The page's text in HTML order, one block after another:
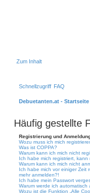
Zum Inhalt
Schnellzugriff FAQ
Debuetanten.at - Startseite
Häufig gestellte
Registrierung und
Wozu muss ich mich
Was ist COPPA?
Warum kann ich mich nicht
Ich habe mich registriert,
Warum kann ich mich nicht
Ich habe mich vor einiger Zeit
mehr anmelden?!
Ich habe mein Passwort
Warum werde ich automatisch
Wozu ist die Funktion „Alle